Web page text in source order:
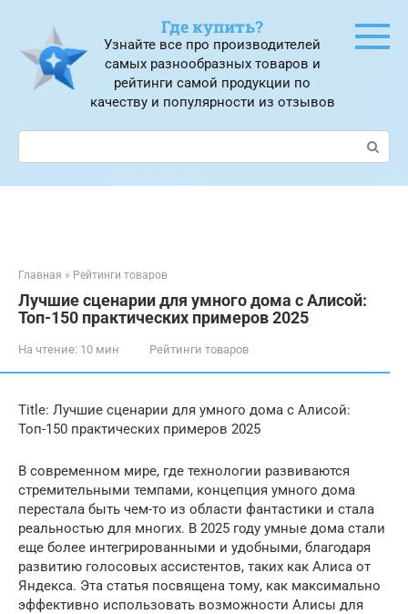
контенту
Где купить?
Узнайте все про производителей
самых разнообразных товаров и
рейтинги самой продукции по
качеству и популярности из отзывов
Поиск:
Главная » Рейтинги товаров
Лучшие сценарии для умного дома с Алисой:
Топ-150 практических примеров 2025
На чтение: 10 мин Рейтинги товаров
Title: Лучшие сценарии для умного дома с Алисой:
Топ-150 практических примеров 2025
В современном мире, где технологии развиваются
стремительными темпами, концепция умного дома
перестала быть чем-то из области фантастики и стала
реальностью для многих. В 2025 году умные дома стали
еще более интегрированными и удобными, благодаря
развитию голосовых ассистентов, таких как Алиса от
Яндекса. Эта статья посвящена тому, как максимально
эффективно использовать возможности Алисы для